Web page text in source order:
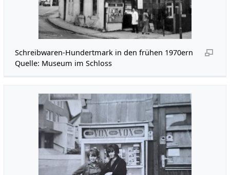
Schreibwaren-Hundertmark in den frühen 1970ern
Quelle: Museum im Schloss